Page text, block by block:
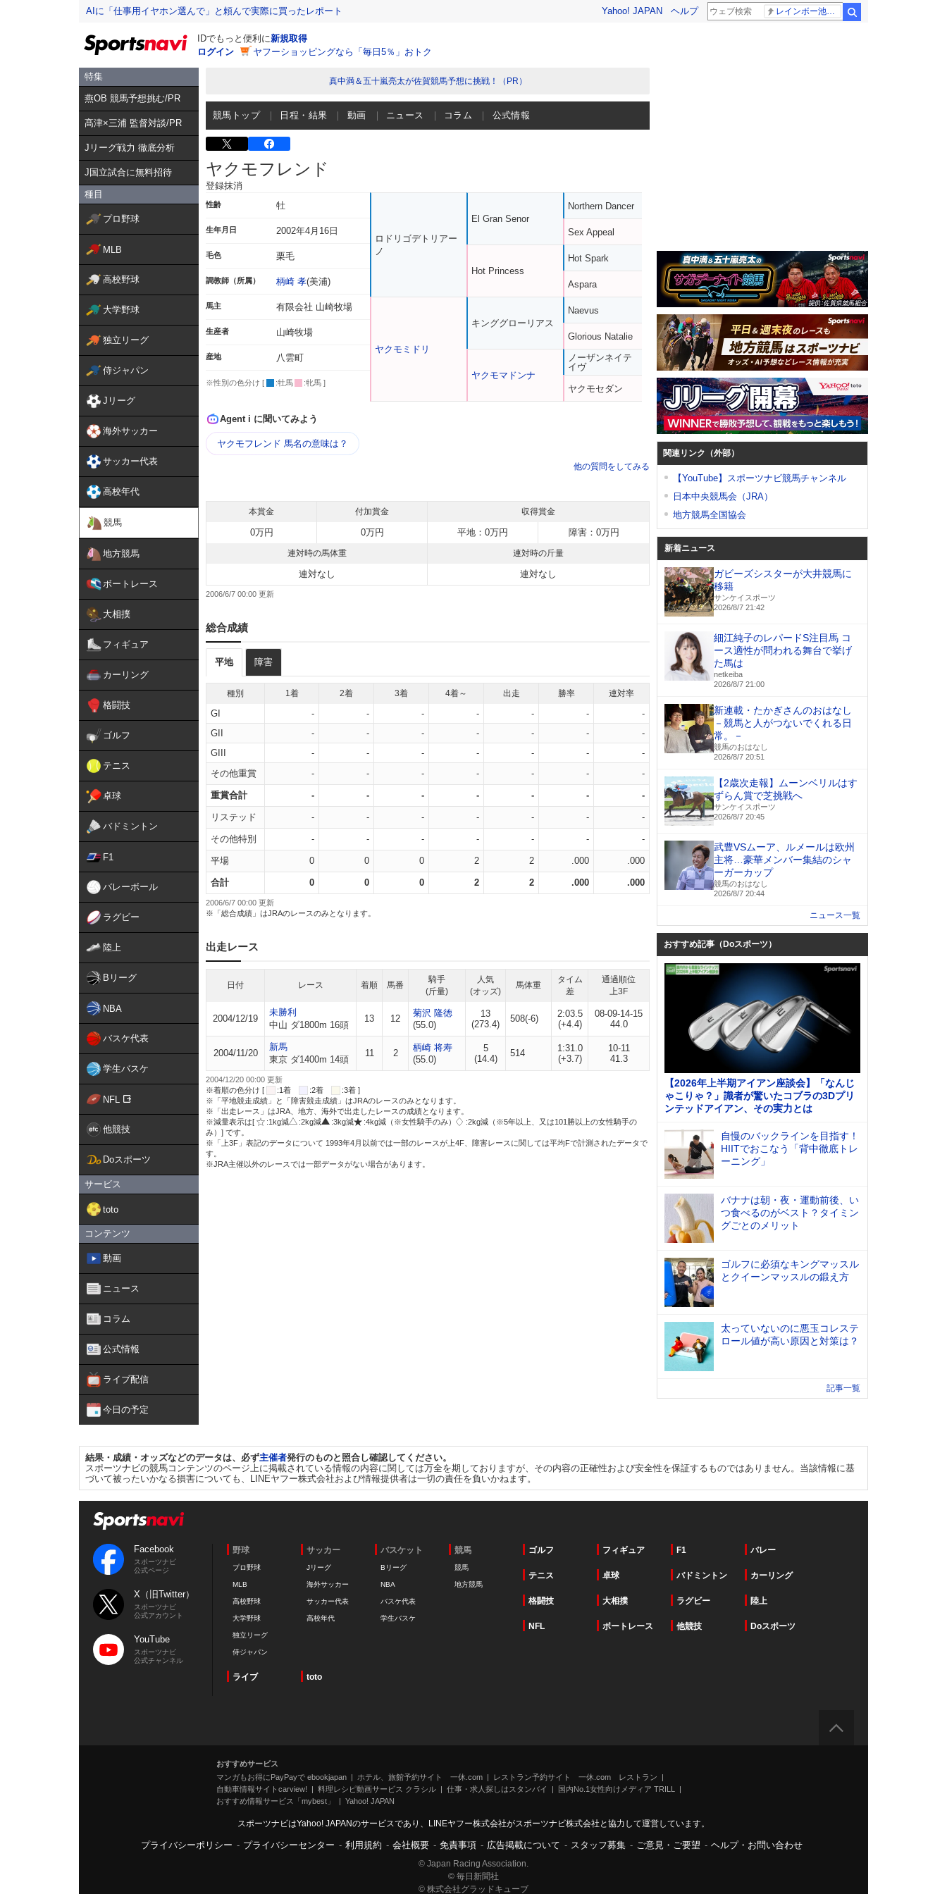
AIに「仕事用イヤホン選んで」と頼んで実際に買ったレポート Yahoo! JAPAN ヘルプ
IDでもっと便利に新規取得
ログイン
ヤフーショッピングなら「毎日5％」おトク
特集
燕OB 競馬予想挑む/PR
髙津×三浦 監督対談/PR
Jリーグ戦力 徹底分析
J国立試合に無料招待
種目
プロ野球
MLB
高校野球
大学野球
独立リーグ
侍ジャパン
Jリーグ
海外サッカー
サッカー代表
高校年代
競馬
地方競馬
ボートレース
大相撲
フィギュア
カーリング
格闘技
ゴルフ
テニス
卓球
バドミントン
F1
バレーボール
ラグビー
陸上
Bリーグ
NBA
バスケ代表
学生バスケ
NFL
他競技
Doスポーツ
サービス
toto
コンテンツ
動画
ニュース
コラム
公式情報
ライブ配信
今日の予定
真中満＆五十嵐亮太が佐賀競馬予想に挑戦！（PR）
競馬トップ 日程・結果 動画 ニュース コラム 公式情報
ヤクモフレンド
登録抹消
性齢 牡
生年月日 2002年4月16日
毛色 栗毛
調教師（所属） 柄崎 孝(美浦)
馬主 有限会社 山崎牧場
生産者 山崎牧場
産地 八雲町
※性別の色分け [ :牡馬 :牝馬 ]
ロドリゴデトリアー
ノ
ヤクモミドリ
El Gran Senor
Hot Princess
キンググローリアス
ヤクモマドンナ
Northern Dancer
Sex Appeal
Hot Spark
Aspara
Naevus
Glorious Natalie
ノーザンネイテ
イヴ
ヤクモセダン
Agent i に聞いてみよう
ヤクモフレンド 馬名の意味は？
他の質問をしてみる
本賞金 付加賞金 収得賞金
0万円 0万円 平地：0万円 障害：0万円
連対時の馬体重 連対時の斤量
連対なし 連対なし
2006/6/7 00:00
総合成績
平地 障害
種別 1着 2着 3着 4着～ 出走 勝率 連対率
GI - - - - - -
-
GII
- - - - - -
-
GIII
- - - - - -
-
その他重賞
- - - - - - -
重賞合計 - - - - - - -
リステッド - - - - - - -
その他特別 - - - - - - -
平場 0 0 0 2 2 .000 .000
合計 0 0 0 2 2 .000 .000
2006/6/7 00:00 更新
※「総合成績」はJRAのレースのみとなります。
出走レース
日付 レース 着順 馬番
騎手
(斤量)
人気
(オッズ)
馬体重
タイム
差
通過順位
上3F
2004/12/19
未勝利
中山 ダ1800m 16頭
13 12
菊沢 隆徳
(55.0)
13
(273.4)
508(-6)
2:03.5
(+4.4)
08-09-14-15
44.0
2004/11/20
新馬
東京 ダ1400m 14頭
11 2
柄崎 将寿
(55.0)
5
(14.4)
514
1:31.0
(+3.7)
10-11
41.3
2004/12/20 00:00 更新
※着順の色分け [
:1着 :2着
:3着 ]
※「平地競走成績」と「障害競走成績」はJRAのレースのみとなります。
※「出走レース」はJRA、地方、海外で出走したレースの成績となります。
※減量表示は[
:1kg減 :2kg減 :3kg減 :4kg減（※女性騎手のみ）
:2kg減（※5年以上、又は101勝以上の女性騎手の
み）] です。
※「上3F」表記のデータについて 1993年4月以前では一部のレースが上4F、障害レースに関しては平均Fで計測されたデータで
す。
※JRA主催以外のレースでは一部データがない場合があります。
関連リンク（外部）
【YouTube】スポーツナビ競馬チャンネル
日本中央競馬会（JRA）
地方競馬全国協会
新着ニュース
ガビーズシスターが大井競馬に
移籍
サンケイスポーツ
2026/8/7 21:42
細江純子のレパードS注目馬 コ
ース適性が問われる舞台で挙げ
た馬は
netkeiba
2026/8/7 21:00
新連載・たかぎさんのおはなし
－競馬と人がつないでくれる日
常。－
競馬のおはなし
2026/8/7 20:51
【2歳次走報】ムーンベリルはす
ずらん賞で芝挑戦へ
サンケイスポーツ
2026/8/7 20:45
武豊VSムーア、ルメールは欧州
主将…豪華メンバー集結のシャ
ーガーカップ
競馬のおはなし
2026/8/7 20:44
ニュース一覧
おすすめ記事（Doスポーツ）
【2026年上半期アイアン座談会】「なんじ
ゃこりゃ？」識者が驚いたコブラの3Dプリ
ンテッドアイアン、その実力とは
自慢のバックラインを目指す！
HIITでおこなう「背中徹底トレ
ーニング」
バナナは朝・夜・運動前後、い
つ食べるのがベスト？タイミン
グごとのメリット
ゴルフに必須なキングマッスル
とクイーンマッスルの鍛え方
太っていないのに悪玉コレステ
ロール値が高い原因と対策は？
記事一覧
結果・成績・オッズなどのデータは、必ず主催者発行のものと照合し確認してください。
スポーツナビの競馬コンテンツのページ上に掲載されている情報の内容に関しては万全を期しておりますが、その内容の正確性および安全性を保証するものではありません。当該情報に基
づいて被ったいかなる損害についても、LINEヤフー株式会社および情報提供者は一切の責任を負いかねます。
Facebook
スポーツナビ
公式ページ
X（旧Twitter）
スポーツナビ
公式アカウント
YouTube
スポーツナビ
公式チャンネル
野球
プロ野球
MLB
高校野球
大学野球
独立リーグ
侍ジャパン
サッカー
Jリーグ
海外サッカー
サッカー代表
高校年代
バスケット
Bリーグ
NBA
バスケ代表
学生バスケ
競馬
競馬
地方競馬
ゴルフ フィギュア F1 バレー
テニス 卓球 バドミントン カーリング
格闘技 大相撲 ラグビー 陸上
NFL ボートレース 他競技 Doスポーツ
ライブ toto
おすすめサービス
マンガもお得にPayPayで ebookjapan
ホテル、旅館予約サイト 一休.com
レストラン予約サイト 一休.com レストラン
自動車情報サイトcarview!
料理レシピ動画サービス クラシル 仕事・求人探しはスタンバイ
国内No.1女性向けメディア TRILL
おすすめ情報サービス「mybest」
Yahoo! JAPAN
スポーツナビはYahoo! JAPANのサービスであり、LINEヤフー株式会社がスポーツナビ株式会社と協力して運営しています。
プライバシーポリシー - プライバシーセンター - 利用規約 - 会社概要 - 免責事項 - 広告掲載について - スタッフ募集 - ご意見・ご要望 - ヘルプ・お問い合わせ
© Japan Racing Association.
© 毎日新聞社
© 株式会社グラッドキューブ